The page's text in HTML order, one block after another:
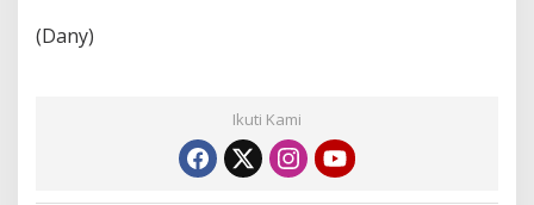
(Dany)
Ikuti Kami